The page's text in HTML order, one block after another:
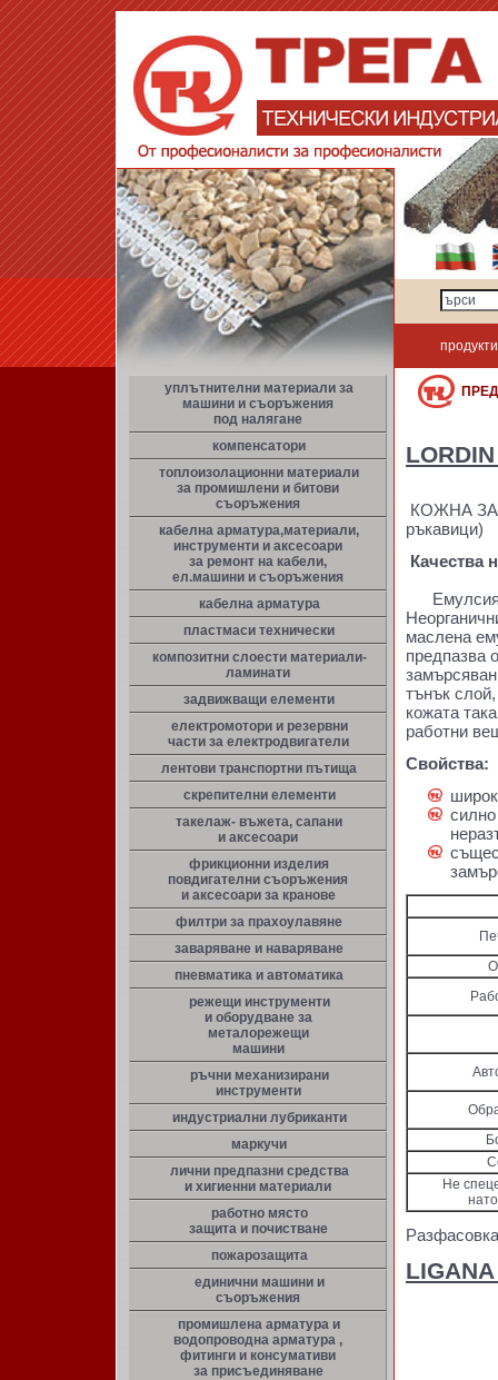
продукти
уплътнителни материали за
машини и съоръжения
под налягане
компенсатори
топлоизолационни материали
за промишлени и битови
съоръжения
кабелна арматура,материали,
инструменти и аксесоари
за ремонт на кабели,
ел.машини и съоръжения
кабелна арматура
пластмаси технически
композитни слоести материали-
ламинати
задвижващи елементи
електромотори и резервни
части за електродвигатели
лентови транспортни пътища
скрепителни елементи
такелаж- въжета, сапани
и аксесоари
фрикционни изделия
повдигателни съоръжения
и аксесоари за кранове
филтри за прахоулавяне
заваряване и наваряване
пневматика и автоматика
режещи инструменти
и оборудване за
металорежещи
машини
ръчни механизирани
инструменти
индустриални лубриканти
маркучи
лични предпазни средства
и хигиенни материали
работно място
защита и почистване
пожарозащита
единични машини и
съоръжения
промишлена арматура и
водопроводна арматура ,
фитинги и консумативи
за присъединяване
КОЖНА
ръкавици)
Качества
Емулсия
маслена
предпазва
тънък
кожата
работни
Свойства:
Не